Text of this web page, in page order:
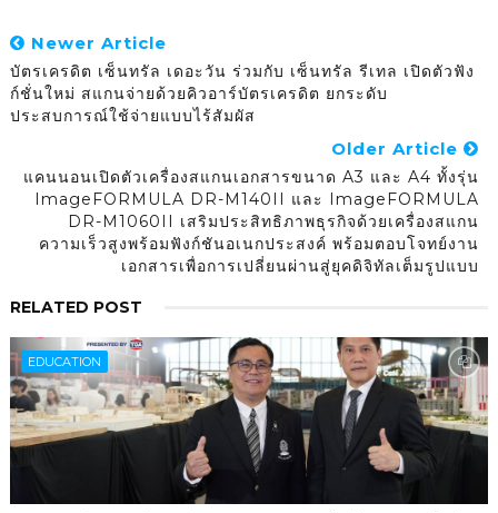
Newer Article
บัตรเครดิต เซ็นทรัล เดอะวัน ร่วมกับ เซ็นทรัล รีเทล เปิดตัวฟัง
ก์ชั่นใหม่ สแกนจ่ายด้วยคิวอาร์บัตรเครดิต ยกระดับ
ประสบการณ์ใช้จ่ายแบบไร้สัมผัส
Older Article
แคนนอนเปิดตัวเครื่องสแกนเอกสารขนาด A3 และ A4 ทั้งรุ่น
ImageFORMULA DR-M140II และ ImageFORMULA
DR-M1060II เสริมประสิทธิภาพธุรกิจด้วยเครื่องสแกน
ความเร็วสูงพร้อมฟังก์ชันอเนกประสงค์ พร้อมตอบโจทย์งาน
เอกสารเพื่อการเปลี่ยนผ่านสู่ยุคดิจิทัลเต็มรูปแบบ
RELATED POST
EDUCATION